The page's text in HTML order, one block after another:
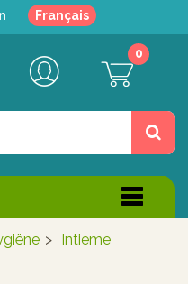
Français
0
> Intieme